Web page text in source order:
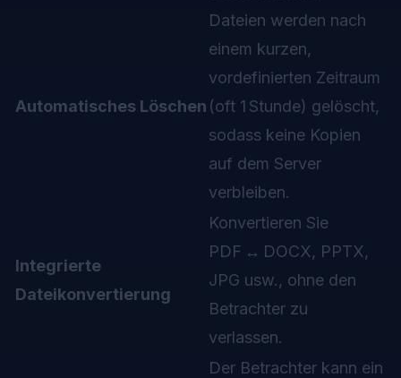
Automatisches Löschen
Dateien werden nach
einem kurzen,
vordefinierten Zeitraum
(oft 1 Stunde) gelöscht,
sodass keine Kopien
auf dem Server
verbleiben.
Integrierte
Dateikonvertierung
Konvertieren Sie
PDF ↔ DOCX, PPTX,
JPG usw., ohne den
Betrachter zu
verlassen.
Der Betrachter kann ein